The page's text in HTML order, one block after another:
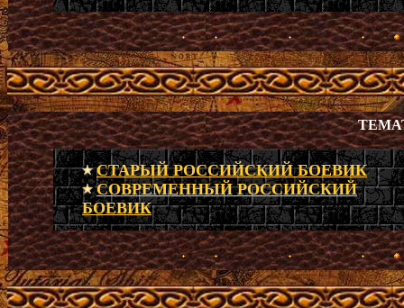
СТАРЫЙ РОССИЙСКИЙ БОЕВИК
СОВРЕМЕННЫЙ РОССИЙСКИЙ
БОЕВИК